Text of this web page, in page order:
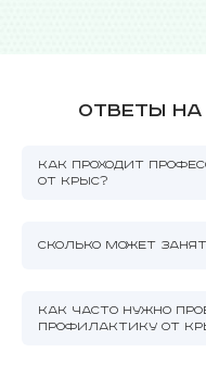
Ответы
КАК ПРОХОДИТ
ОТ КРЫС?
СКОЛЬКО МОЖЕТ
КАК ЧАСТО НУЖНО
ПРОФИЛАКТИКУ ОТ